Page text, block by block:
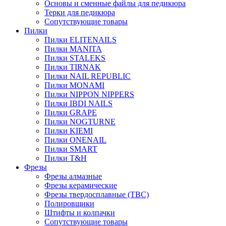
Основы и сменные файлы для педикюра
Терки для педикюра
Сопутствующие товары
Пилки
Пилки ELITENAILS
Пилки MANITA
Пилки STALEKS
Пилки TIRNAK
Пилки NAIL REPUBLIC
Пилки MONAMI
Пилки NIPPON NIPPERS
Пилки IBDI NAILS
Пилки GRAPE
Пилки NOGTURNE
Пилки KIEMI
Пилки ONENAIL
Пилки SMART
Пилки T&H
Фрезы
Фрезы алмазные
Фрезы керамические
Фрезы твердосплавные (ТВС)
Полировщики
Штифты и колпачки
Сопутствующие товары